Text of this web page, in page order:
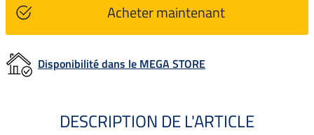
Acheter maintenant
Disponibilité dans le MEGA STORE
DESCRIPTION DE L'ARTICLE